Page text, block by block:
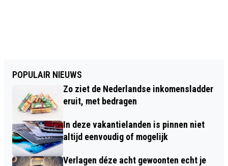
POPULAIR NIEUWS
Zo ziet de Nederlandse inkomensladder
eruit, met bedragen
In deze vakantielanden is pinnen niet
altijd eenvoudig of mogelijk
Verlagen déze acht gewoonten echt je